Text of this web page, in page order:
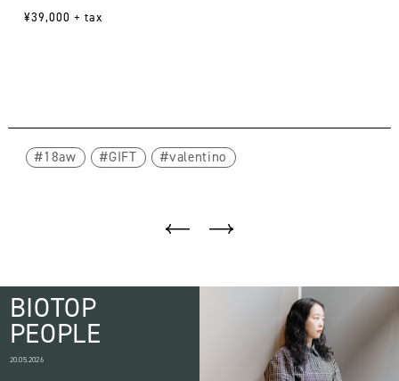
¥39,000 + tax
18aw GIFT valentino
BIOTOP
PEOPLE
20.05.2026